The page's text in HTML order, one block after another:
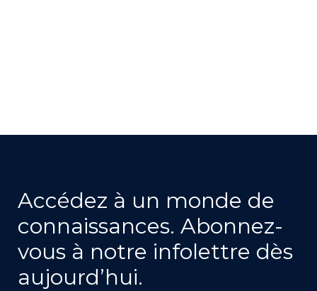
Accédez à un monde de
connaissances. Abonnez-
vous à notre infolettre dès
aujourd’hui.